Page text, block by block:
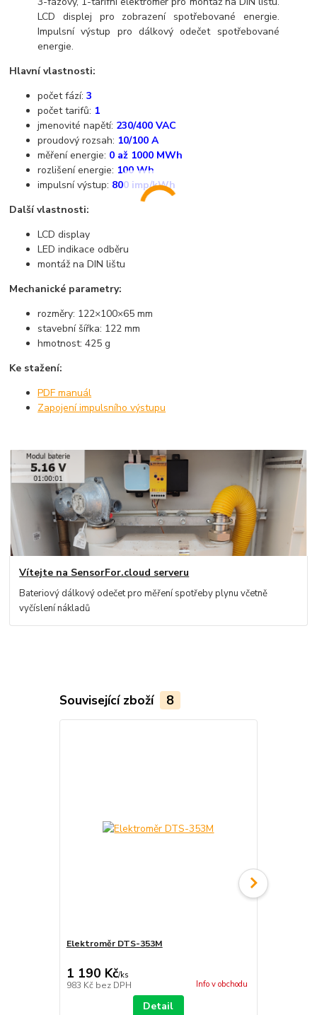
LCD displej pro zobrazení spotřebované energie.
Impulsní výstup pro dálkový odečet spotřebované
energie.
Hlavní vlastnosti:
počet fází:3
počet tarifů: 1
jmenovité napětí: 230/400 VAC
proudový rozsah: 10/100 A
měření energie: 0 až 1000 MWh
rozlišení energie: 100 Wh
impulsní výstup: 800 imp/kWh
Další vlastnosti:
LCD display
LED indikace odběru
montáž na DIN lištu
Mechanické parametry:
rozměry: 122×100×65 mm
stavební šířka: 122 mm
hmotnost: 425 g
Ke stažení:
PDF manuál
Zapojení impulsního výstupu
Vítejte na SensorFor.cloud serveru
Bateriový dálkový odečet pro měření spotřeby plynu včetně
vyčíslení nákladů
Související zboží 8
Elektroměr DTS-353M
1 190 Kč/ks
983 Kč bez DPH Info v obchodu
Detail